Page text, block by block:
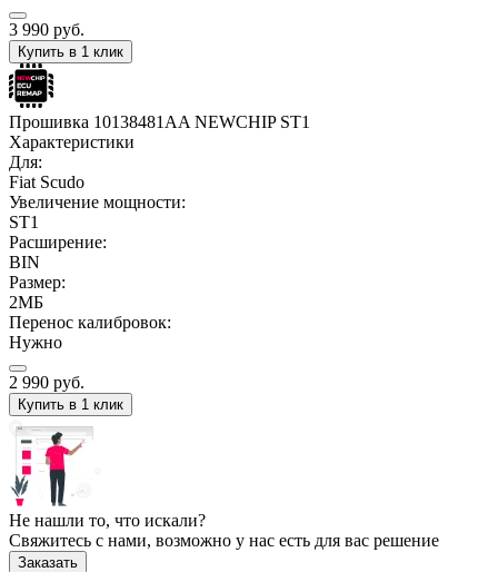
3 990 руб.
Купить в 1 клик
Прошивка 10138481AA NEWCHIP ST1
Характеристики
Для:
Fiat Scudo
Увеличение мощности:
ST1
Расширение:
BIN
Размер:
2МБ
Перенос калибровок:
Нужно
2 990 руб.
Купить в 1 клик
Не нашли то, что искали?
Свяжитесь с нами, возможно у нас есть для вас решение
Заказать